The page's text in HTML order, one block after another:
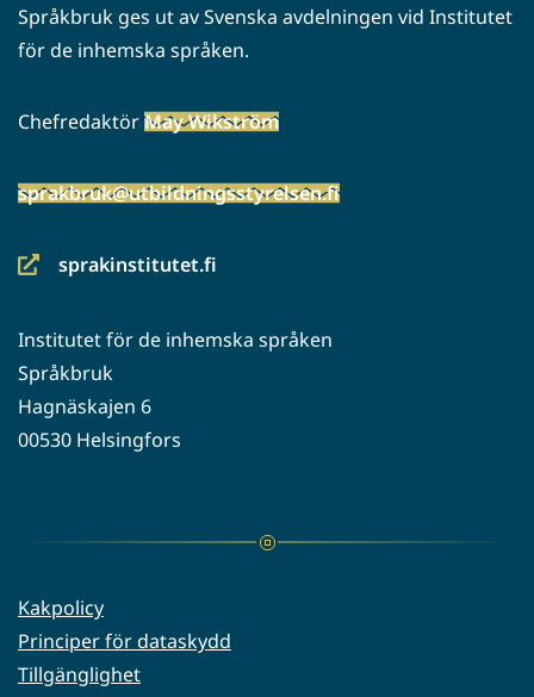
Språkbruk ges ut av Svenska avdelningen vid Institutet
för de inhemska språken.
ChefredaktörMay Wikström
sprakbruk@utbildningsstyrelsen.fi
sprakinstitutet.fi
(siirryt
palveluun)
Institutet för de inhemska språken
Språkbruk
Hagnäskajen 6
00530 Helsingfors
Kakpolicy
Principer för dataskydd
Tillgänglighet